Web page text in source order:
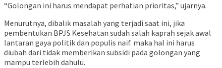
“Golongan ini harus mendapat perhatian prioritas,” ujarnya.
Menurutnya, dibalik masalah yang terjadi saat ini, jika
pembentukan BPJS Kesehatan sudah salah kaprah sejak awal
lantaran gaya politik dan populis naif. maka hal ini harus
diubah dari tidak memberikan subsidi pada golongan yang
mampu terlebih dahulu.